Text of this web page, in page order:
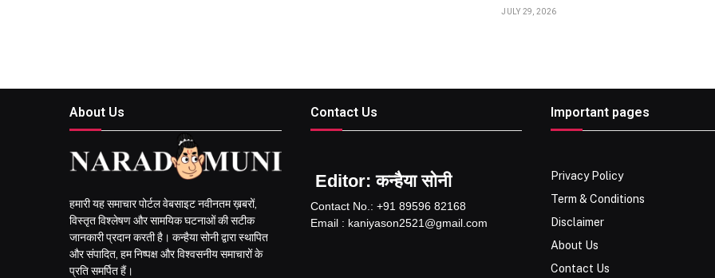
JULY 29, 2026
About Us
हमारी यह समाचार पोर्टल वेबसाइट नवीनतम ख़बरों,
विस्तृत विश्लेषण और सामयिक घटनाओं की सटीक
जानकारी प्रदान करती है। कन्हैया सोनी द्वारा स्थापित
और संपादित, हम निष्पक्ष और विश्वसनीय समाचारों के
प्रति समर्पित हैं।
Contact Us
Editor: कन्हैया सोनी
Contact No.: +91 89596 82168
Email : kaniyason2521@gmail.com
Important pages
Privacy Policy
Term & Conditions
Disclaimer
About Us
Contact Us